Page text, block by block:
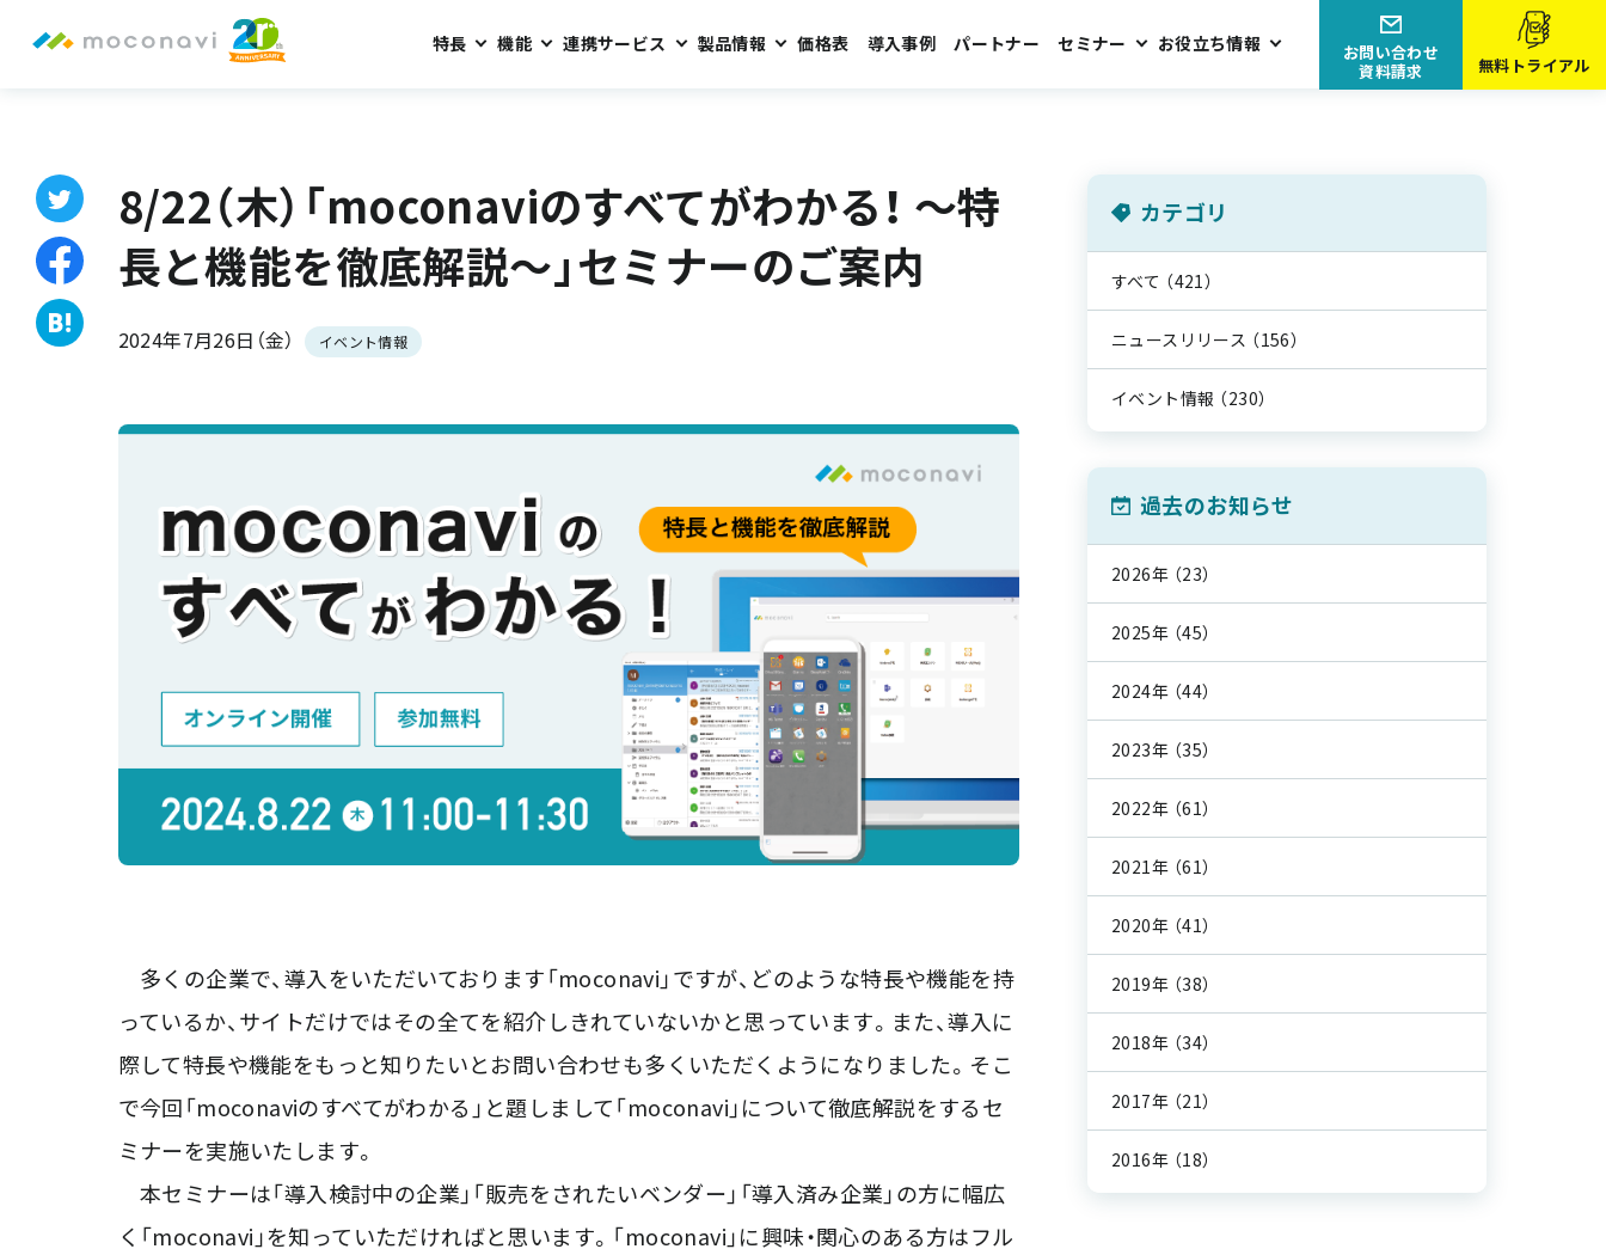
特長 機能 連携サービス 製品情報 価格表 導入事例 パートナー セミナー お役立ち情報
無料トライアル
お問い合わせ
資料請求
8/22（木）「moconaviのすべてがわかる！ ～特
長と機能を徹底解説～」セミナーのご案内
2024年7月26日（金） イベント情報
多くの企業で、導入をいただいております「moconavi」ですが、どのような特長や機能を持
っているか、サイトだけではその全てを紹介しきれていないかと思っています。また、導入に
際して特長や機能をもっと知りたいとお問い合わせも多くいただくようになりました。そこ
で今回「moconaviのすべてがわかる」と題しまして「moconavi」について徹底解説をするセ
ミナーを実施いたします。
本セミナーは「導入検討中の企業」「販売をされたいベンダー」「導入済み企業」の方に幅広
く「moconavi」を知っていただければと思います。「moconavi」に興味・関心のある方はフル
カテゴリ
すべて （421）
ニュースリリース （156）
イベント情報 （230）
過去のお知らせ
2026年 （23）
2025年 （45）
2024年 （44）
2023年 （35）
2022年 （61）
2021年 （61）
2020年 （41）
2019年 （38）
2018年 （34）
2017年 （21）
2016年 （18）